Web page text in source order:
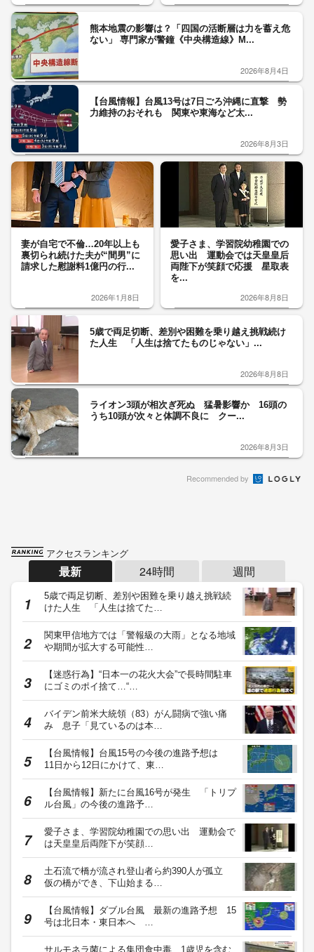
熊本地震の影響は？「四国の活断層は力を蓄え危
ない」 専門家が警鐘《中央構造線》M...
2026年8月4日
【台風情報】台風13号は7日ごろ沖縄に直撃 勢
力維持のおそれも 関東や東海など太...
2026年8月3日
妻が自宅で不倫…20年以上も
裏切られ続けた夫が“間男”に
請求した慰謝料1億円の行...
2026年1月8日
愛子さま、学習院幼稚園での
思い出 運動会では天皇皇后
両陛下が笑顔で応援 星取表
を...
2026年8月8日
5歳で両足切断、差別や困難を乗り越え挑戦続け
た人生 「人生は捨てたものじゃない」...
2026年8月8日
ライオン3頭が相次ぎ死ぬ 猛暑影響か 16頭の
うち10頭が次々と体調不良に クー...
2026年8月3日
Recommended by
アクセスランキング
最新 24時間 週間
5歳で両足切断、差別や困難を乗り越え挑戦続
けた人生 「人生は捨てた…
関東甲信地方では「警報級の大雨」となる地域
や期間が拡大する可能性…
【迷惑行為】“日本一の花火大会”で長時間駐車
にゴミのポイ捨て…“…
バイデン前米大統領（83）がん闘病で強い痛
み 息子「見ているのは本…
【台風情報】台風15号の今後の進路予想は
11日から12日にかけて、東…
【台風情報】新たに台風16号が発生 「トリプ
ル台風」の今後の進路予…
愛子さま、学習院幼稚園での思い出 運動会で
は天皇皇后両陛下が笑顔…
土石流で橋が流され登山者ら約390人が孤立
仮の橋ができ、下山始まる…
【台風情報】ダブル台風 最新の進路予想 15
号は北日本・東日本へ …
サルモネラ菌による集団食中毒 1歳児を含む